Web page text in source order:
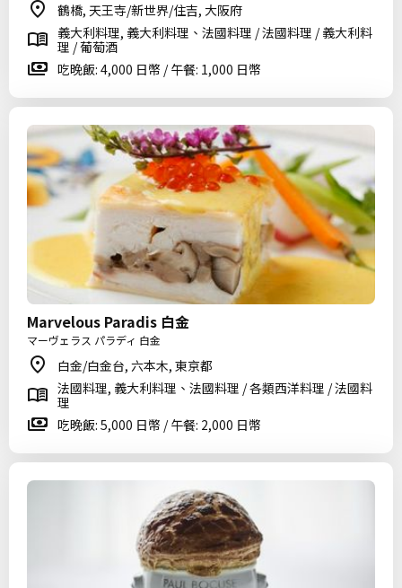
鶴橋, 天王寺/新世界/住吉, 大阪府
義大利料理, 義大利料理、法國料理 / 法國料理 / 義大利料
理 / 葡萄酒
吃晚飯: 4,000 日幣 / 午餐: 1,000 日幣
Marvelous Paradis 白金
マーヴェラス パラディ 白金
白金/白金台, 六本木, 東京都
法國料理, 義大利料理、法國料理 / 各類西洋料理 / 法國料
理
吃晚飯: 5,000 日幣 / 午餐: 2,000 日幣